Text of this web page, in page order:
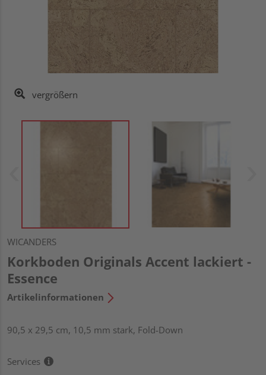
vergrößern
WICANDERS
Korkboden Originals Accent lackiert -
Essence
Artikelinformationen
90,5 x 29,5 cm, 10,5 mm stark, Fold-Down
Services